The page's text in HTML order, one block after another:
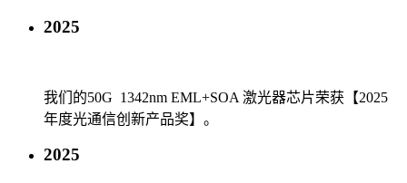
2025
我们的50G 1342nm EML+SOA 激光器芯片荣获【2025
年度光通信创新产品奖】。
2025